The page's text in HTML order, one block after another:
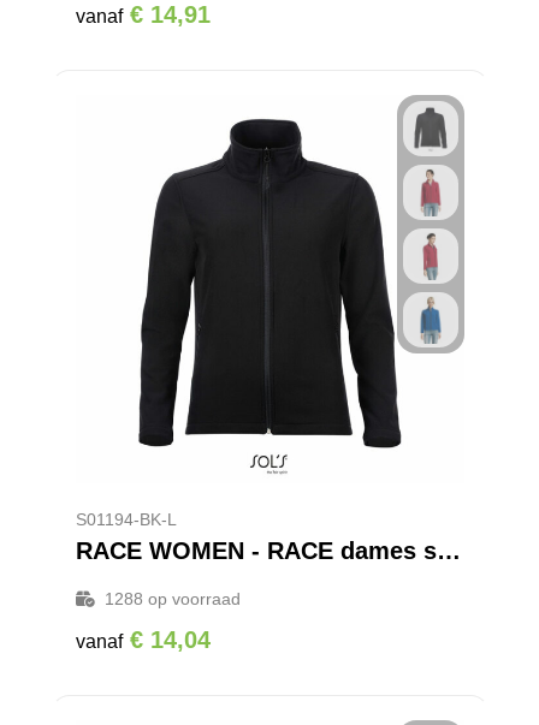
vanaf € 14,91
S01194-BK-L
RACE WOMEN - RACE dames shoftshell 280g
1288 op voorraad
vanaf € 14,04